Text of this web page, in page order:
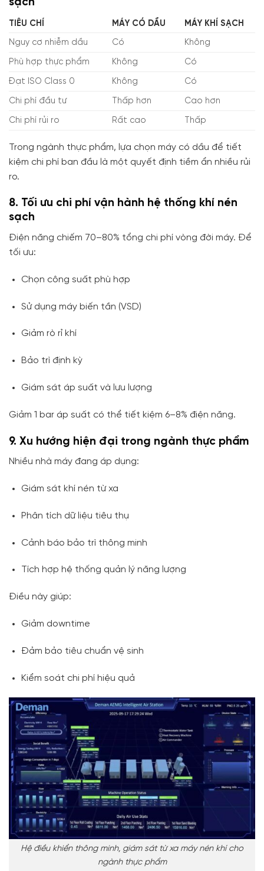
sạch
TIÊU CHÍ MÁY CÓ DẦU
MÁY KHÍ SẠCH
Nguy cơ nhiễm dầu
Có Không
Phù hợp thực phẩm Không Có
Đạt ISO Class 0 Không Có
Chi phí đầu tư Thấp hơn Cao hơn
Chi phí rủi ro Rất cao Thấp
Trong ngành thực phẩm, lựa chọn máy có dầu để tiết
kiệm chi phí ban đầu là một quyết định tiềm ẩn nhiều rủi
ro.
8. Tối ưu chi phí vận hành hệ thống khí nén
sạch
Điện năng chiếm 70–80% tổng chi phí vòng đời máy. Để
tối ưu:
Chọn công suất phù hợp
Sử dụng máy biến tần (VSD)
Giảm rò rỉ khí
Bảo trì định kỳ
Giám sát áp suất và lưu lượng
Giảm 1 bar áp suất có thể tiết kiệm 6–8% điện năng.
9. Xu hướng hiện đại trong ngành thực phẩm
Nhiều nhà máy đang áp dụng:
Giám sát khí nén từ xa
Phân tích dữ liệu tiêu thụ
Cảnh báo bảo trì thông minh
Tích hợp hệ thống quản lý năng lượng
Điều này giúp:
Giảm downtime
Đảm bảo tiêu chuẩn vệ sinh
Kiểm soát chi phí hiệu quả
Hệ điều khiển thông minh, giám sát từ xa máy nén khí cho
ngành thực phẩm